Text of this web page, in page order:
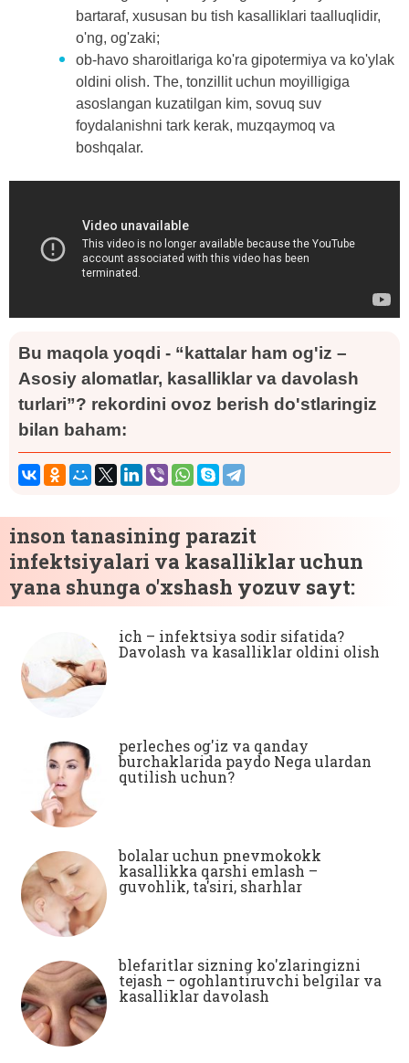
bartaraf, xususan bu tish kasalliklari taalluqlidir,
o'ng, og'zaki;
ob-havo sharoitlariga ko'ra gipotermiya va ko'ylak
oldini olish. The, tonzillit uchun moyilligiga
asoslangan kuzatilgan kim, sovuq suv
foydalanishni tark kerak, muzqaymoq va
boshqalar.
Bu maqola yoqdi - “kattalar ham og'iz –
Asosiy alomatlar, kasalliklar va davolash
turlari”? rekordini ovoz berish do'stlaringiz
bilan baham:
inson tanasining parazit
infektsiyalari va kasalliklar uchun
yana shunga o'xshash yozuv sayt:
ich – infektsiya sodir sifatida?
Davolash va kasalliklar oldini olish
perleches og'iz va qanday
burchaklarida paydo Nega ulardan
qutilish uchun?
bolalar uchun pnevmokokk
kasallikka qarshi emlash –
guvohlik, ta'siri, sharhlar
blefaritlar sizning ko'zlaringizni
tejash – ogohlantiruvchi belgilar va
kasalliklar davolash